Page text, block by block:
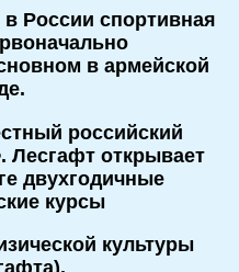
в России спортивная
в армейской
российский
Лесгафт открывает
двухгодичные
курсы
культуры